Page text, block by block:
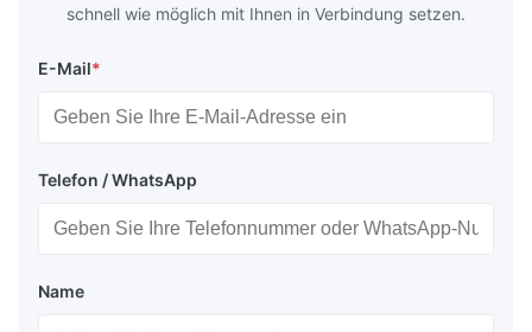
schnell wie möglich mit Ihnen in Verbindung setzen.
E-Mail*
Telefon / WhatsApp
Name